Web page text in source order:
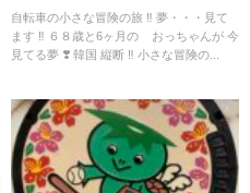
自転車の小さな冒険の旅 ‼︎ 夢・・・見て
ます ‼︎ ６８歳と6ヶ月の おっちゃんが 今
見てる夢 ❣️ 韓国 縦断 ‼︎ 小さな冒険の...